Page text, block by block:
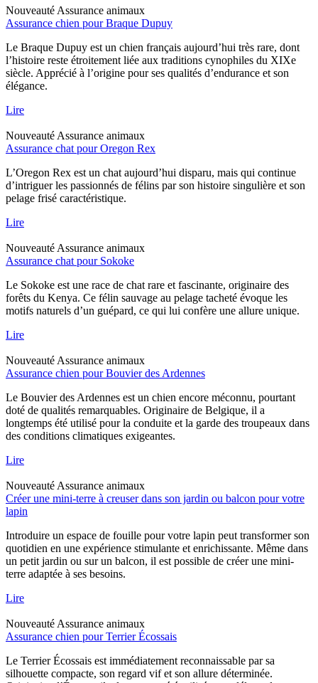
Nouveauté Assurance animaux
Assurance chien pour Braque Dupuy
Le Braque Dupuy est un chien français aujourd’hui très rare, dont
l’histoire reste étroitement liée aux traditions cynophiles du XIXe
siècle. Apprécié à l’origine pour ses qualités d’endurance et son
élégance.
Lire
Nouveauté Assurance animaux
Assurance chat pour Oregon Rex
L’Oregon Rex est un chat aujourd’hui disparu, mais qui continue
d’intriguer les passionnés de félins par son histoire singulière et son
pelage frisé caractéristique.
Lire
Nouveauté Assurance animaux
Assurance chat pour Sokoke
Le Sokoke est une race de chat rare et fascinante, originaire des
forêts du Kenya. Ce félin sauvage au pelage tacheté évoque les
motifs naturels d’un guépard, ce qui lui confère une allure unique.
Lire
Nouveauté Assurance animaux
Assurance chien pour Bouvier des Ardennes
Le Bouvier des Ardennes est un chien encore méconnu, pourtant
doté de qualités remarquables. Originaire de Belgique, il a
longtemps été utilisé pour la conduite et la garde des troupeaux dans
des conditions climatiques exigeantes.
Lire
Nouveauté Assurance animaux
Créer une mini-terre à creuser dans son jardin ou balcon pour votre
lapin
Introduire un espace de fouille pour votre lapin peut transformer son
quotidien en une expérience stimulante et enrichissante. Même dans
un petit jardin ou sur un balcon, il est possible de créer une mini-
terre adaptée à ses besoins.
Lire
Nouveauté Assurance animaux
Assurance chien pour Terrier Écossais
Le Terrier Écossais est immédiatement reconnaissable par sa
silhouette compacte, son regard vif et son allure déterminée.